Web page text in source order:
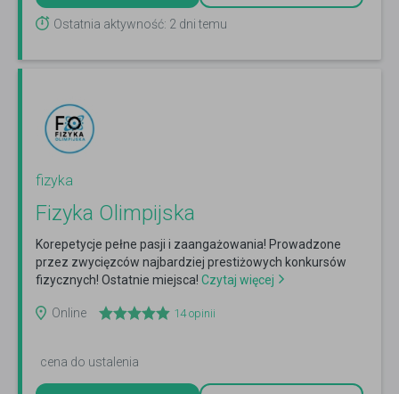
Ostatnia aktywność: 2 dni temu
fizyka
Fizyka Olimpijska
Korepetycje pełne pasji i zaangażowania! Prowadzone
przez zwycięzców najbardziej prestiżowych konkursów
fizycznych! Ostatnie miejsca! Czytaj więcej
Online 14opinii
cena do ustalenia